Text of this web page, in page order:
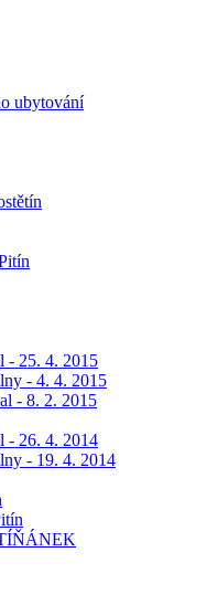
ubytování
- 25. 4. 2015
- 4. 4. 2015
- 8. 2. 2015
- 26. 4. 2014
- 19. 4. 2014